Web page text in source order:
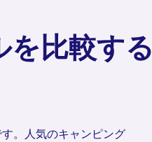
比較する
。人気のキャンピング